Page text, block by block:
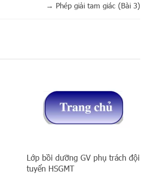
→ Phép giải tam giác (Bài 3)
Lớp bồi dưỡng GV phụ trách đội
tuyển HSGMT